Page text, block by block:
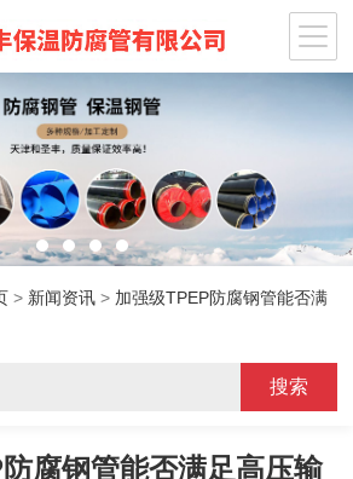
> 新闻资讯 > 加强级TPEP防腐钢管能否满
腐钢管能否满足高压输